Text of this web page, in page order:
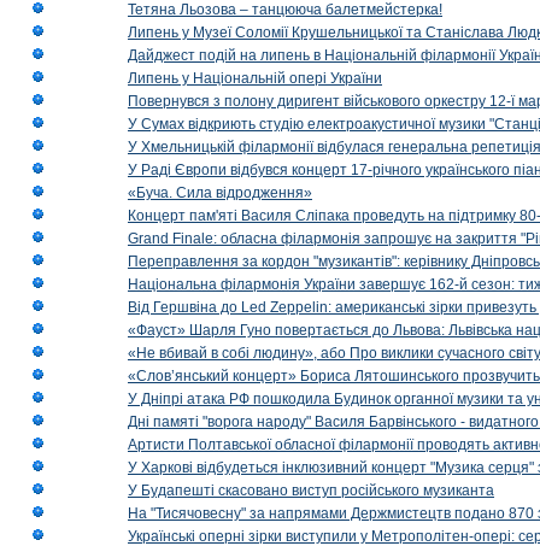
Тетяна Льозова – танцююча балетмейстерка!
Липень у Музеї Соломії Крушельницької та Станіслава
Дайджест подій на липень в Національній філармонії
Липень у Національній опері України
Повернувся з полону диригент військового оркестру 12-ї
У Сумах відкриють студію електроакустичної музики
У Хмельницькій філармонії відбулася генеральна
У Раді Європи відбувся концерт 17-річного українського
«Буча. Сила відродження»
Концерт пам'яті Василя Сліпака проведуть на підтримку
Grand Finale: обласна філармонія запрошує на закриття
Переправлення за кордон "музикантів": керівнику
Національна філармонія України завершує 162-й сезон:
Від Гершвіна до Led Zeppelin: американські зірки
«Фауст» Шарля Гуно повертається до Львова: Львівська
«Не вбивай в собі людину», або Про виклики сучасного світу
«Слов’янський концерт» Бориса Лятошинського
У Дніпрі атака РФ пошкодила Будинок органної музики та
Дні памяті "ворога народу" Василя Барвінського -
Артисти Полтавської обласної філармонії проводять
У Харкові відбудеться інклюзивний концерт "Музика
У Будапешті скасовано виступ російського музиканта
На "Тисячовесну" за напрямами Держмистецтв подано 870
Українські оперні зірки виступили у Метрополітен-опері: